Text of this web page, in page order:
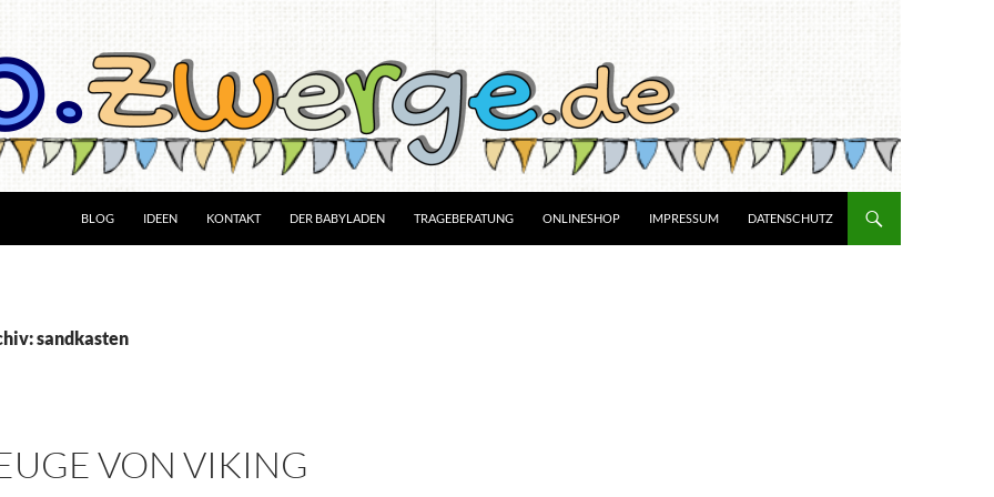
BLOG IDEEN KONTAKT DER BABYLADEN TRAGEBERATUNG ONLINESHOP IMPRESSUM DATENSCHUTZ
sandkasten
VON VIKING